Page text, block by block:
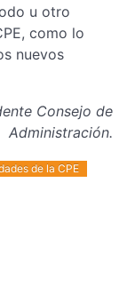
u otro
como lo
nuevos
Consejo de
Administración.
de la CPE